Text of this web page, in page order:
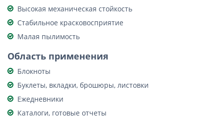
Высокая механическая стойкость
Стабильное красковосприятие
Малая пылимость
Область применения
Блокноты
Буклеты, вкладки, брошюры, листовки
Ежедневники
Каталоги, готовые отчеты